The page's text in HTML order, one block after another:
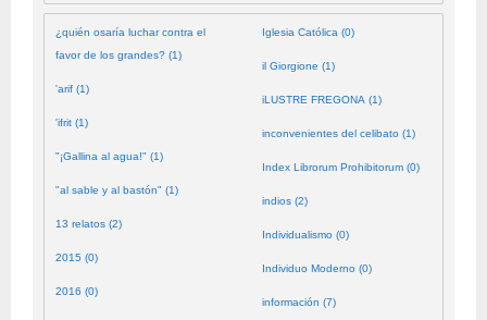
¿quién osaría luchar contra el
favor de los grandes? (1)
'arif (1)
'ifrit (1)
"¡Gallina al agua!" (1)
"al sable y al bastón" (1)
13 relatos (2)
2015 (0)
2016 (0)
Iglesia Católica (0)
il Giorgione (1)
iLUSTRE FREGONA (1)
inconvenientes del celibato (1)
Index Librorum Prohibitorum (0)
indios (2)
Individualismo (0)
Individuo Moderno (0)
información (7)